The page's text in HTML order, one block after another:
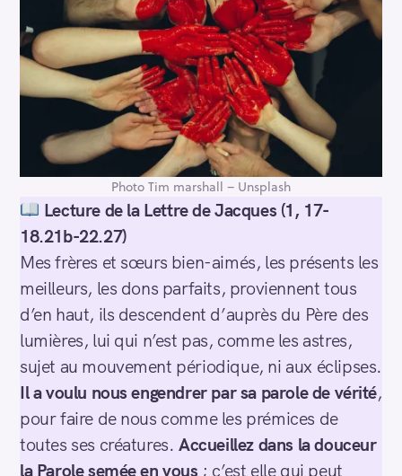
Photo Tim marshall – Unsplash
Lecture de la Lettre de Jacques (1, 17-
18.21b-22.27)
Mes frères et sœurs bien-aimés, les présents les
meilleurs, les dons parfaits, proviennent tous
d’en haut, ils descendent d’auprès du Père des
lumières, lui qui n’est pas, comme les astres,
sujet au mouvement périodique, ni aux éclipses.
Il a voulu nous engendrer par sa parole de vérité,
pour faire de nous comme les prémices de
toutes ses créatures.Accueillez dans la douceur
la Parolesemée en vous ; c’est elle qui peut